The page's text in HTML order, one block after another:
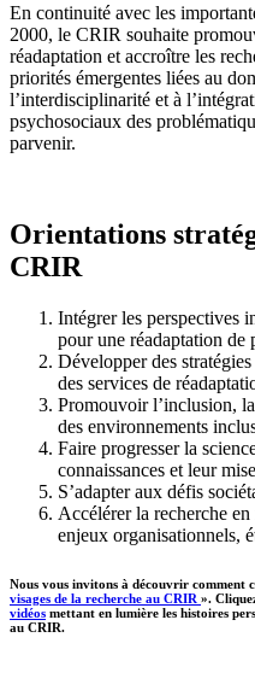
En continuité avec les
2000, le CRIR souhaite
réadaptation et accroître les
priorités émergentes liées au
l’interdisciplinarité et à
psychosociaux des
parvenir.
Orientations
CRIR
Intégrer les perspectives
pour une réadaptation de
Développer des
des services de
Promouvoir l’inclusion,
des environnements
Faire progresser la
connaissances et leur
S’adapter aux défis
Accélérer la recherche
enjeux organisationnels,
Nous vous invitons à découvrir comment
visages de la recherche au CRIR ».
vidéos mettant en lumière les histoires
au CRIR.